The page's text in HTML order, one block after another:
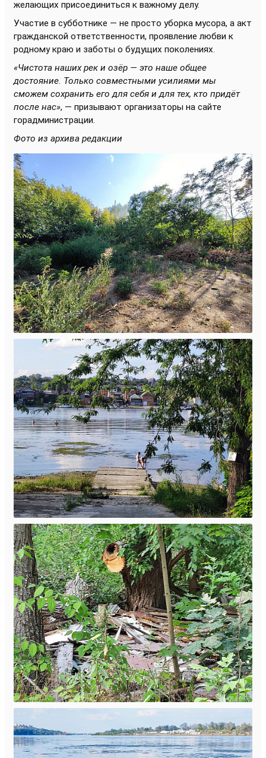
желающих присоединиться к важному делу.
Участие в субботнике — не просто уборка мусора, а акт
гражданской ответственности, проявление любви к
родному краю и заботы о будущих поколениях.
«Чистота наших рек и озёр — это наше общее
достояние. Только совместными усилиями мы
сможем сохранить его для себя и для тех, кто придёт
после нас», — призывают организаторы на сайте
горадминистрации.
Фото из архива редакции